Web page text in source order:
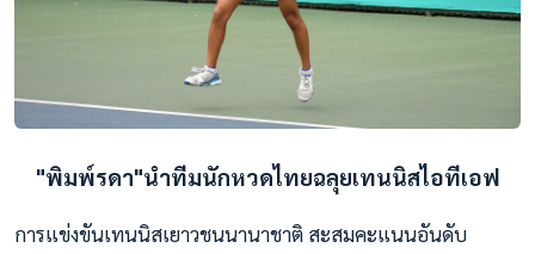
"พิมพ์รดา"นำทีมนักหวดไทยฉลุยเทนนิสไอทีเอฟ
การแข่งขันเทนนิสเยาวชนนานาชาติ สะสมคะแนนอันดับ